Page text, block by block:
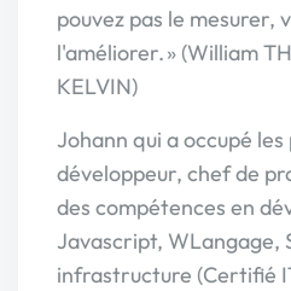
pouvez pas le mesurer,
l'améliorer. » (William
KELVIN)
Johann qui a occupé
développeur, chef de
des compétences en
Javascript, WLangage,
infrastructure (Certifié